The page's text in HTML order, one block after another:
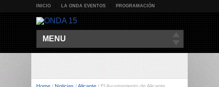
INICIO LA ONDA EVENTOS PROGRAMACIÓN
MENU